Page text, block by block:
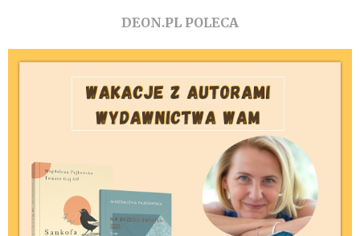
DEON.PL POLECA